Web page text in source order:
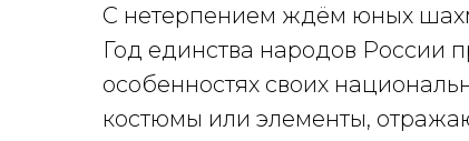
С нетерпением ждём юных
Год единства народов России
особенностях своих
костюмы или элементы,